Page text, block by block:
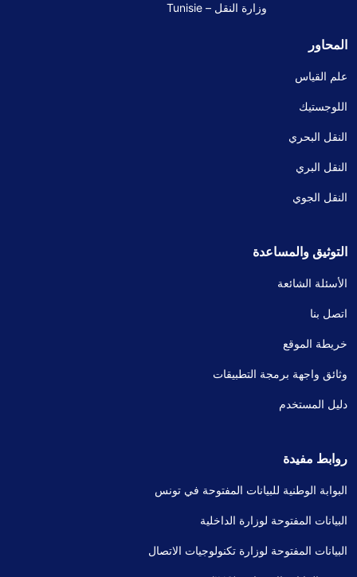
وزارة النقل – Tunisie
المحاور
علم القياس
اللوجستيك
النقل البحري
النقل البري
النقل الجوي
التوثيق والمساعدة
الأسئلة الشائعة
اتصل بنا
خريطة الموقع
وثائق واجهة برمجة التطبيقات
دليل المستخدم
روابط مفيدة
البوابة الوطنية للبيانات المفتوحة في تونس
البيانات المفتوحة لوزارة الداخلية
البيانات المفتوحة لوزارة تكنولوجيات الاتصال